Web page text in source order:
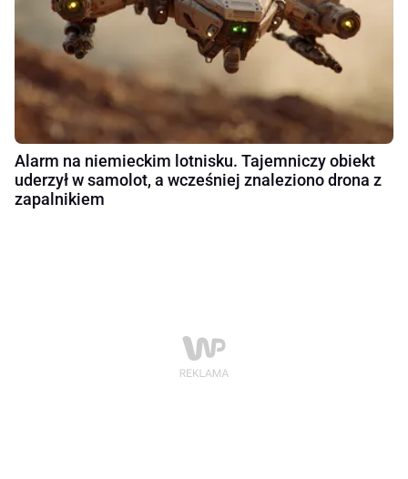
Alarm na niemieckim lotnisku. Tajemniczy obiekt
uderzył w samolot, a wcześniej znaleziono drona z
zapalnikiem